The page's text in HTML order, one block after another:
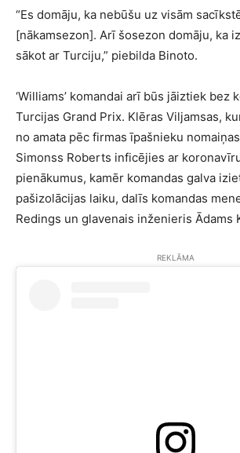
“Es domāju, ka nebūšu uz visām
[nākamsezon]. Arī šosezon domāju, ka
sākot ar Turciju,” piebilda Binoto.
‘Williams’ komandai arī būs jāiztiek bez
Turcijas Grand Prix. Klēras Viljamsas,
no amata pēc firmas īpašnieku
Simonss Roberts inficējies ar
pienākumus, kamēr komandas galva
pašizolācijas laiku, dalīs komandas
Redings un glavenais inženieris Ādams
REKLĀMA